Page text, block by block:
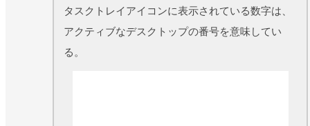
タスクトレイアイコンに表示されている数字は、
アクティブなデスクトップの番号を意味してい
る。